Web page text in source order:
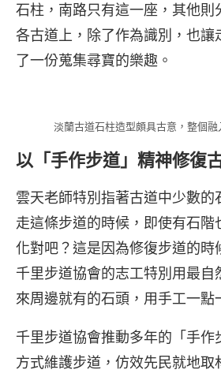
石柱，南路只有這一座，其他則
各古道上，除了作為識別，也讓
了一份蒐集尋寶的樂趣。
淡蘭古道石柱造型頗具古意，整個融
以「手作步道」精神修復
雲天老師特別指著古道中少數的
走這條步道的時候，即使有石階
化對吧？這是因為修復步道的時
千里步道協會的志工特別用最自
來周邊就有的石頭，用手工一點
千里步道協會推動多年的「手作
方式維護步道，仿效先民就地取